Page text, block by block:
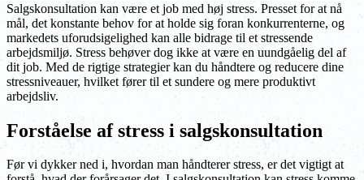
Salgskonsultation kan være et job med høj stress. Presset for at nå
mål, det konstante behov for at holde sig foran konkurrenterne, og
markedets uforudsigelighed kan alle bidrage til et stressende
arbejdsmiljø. Stress behøver dog ikke at være en uundgåelig del af
dit job. Med de rigtige strategier kan du håndtere og reducere dine
stressniveauer, hvilket fører til et sundere og mere produktivt
arbejdsliv.
Forståelse af stress i salgskonsultation
Før vi dykker ned i, hvordan man håndterer stress, er det vigtigt at